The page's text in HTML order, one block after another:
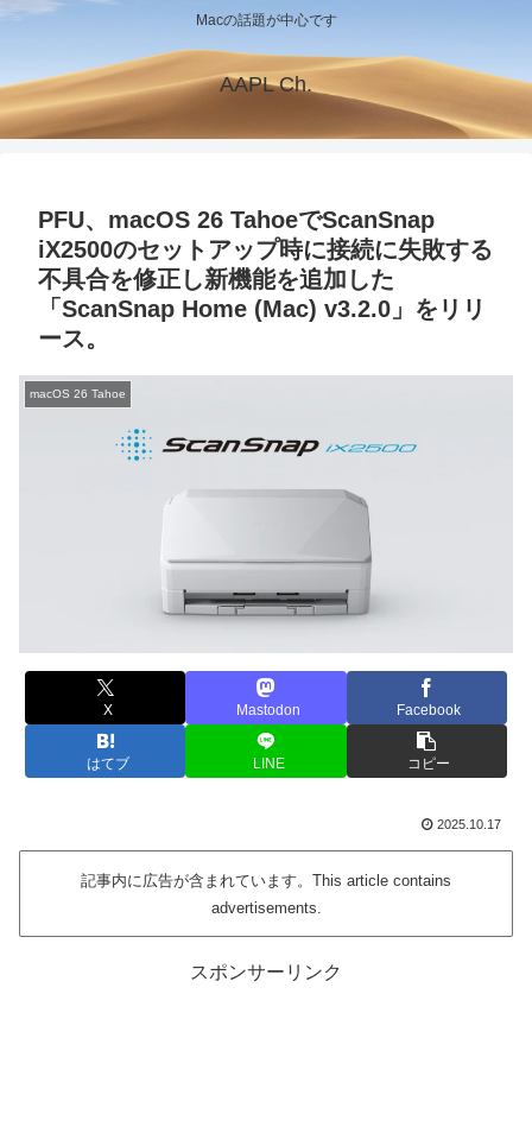
Macの話題が中心です
AAPL Ch.
PFU、macOS 26 TahoeでScanSnap
iX2500のセットアップ時に接続に失敗する
不具合を修正し新機能を追加した
「ScanSnap Home (Mac) v3.2.0」をリリ
ース。
macOS 26 Tahoe
X Mastodon Facebook
はてブ LINE コピー
2025.10.17
記事内に広告が含まれています。This article contains
advertisements.
スポンサーリンク